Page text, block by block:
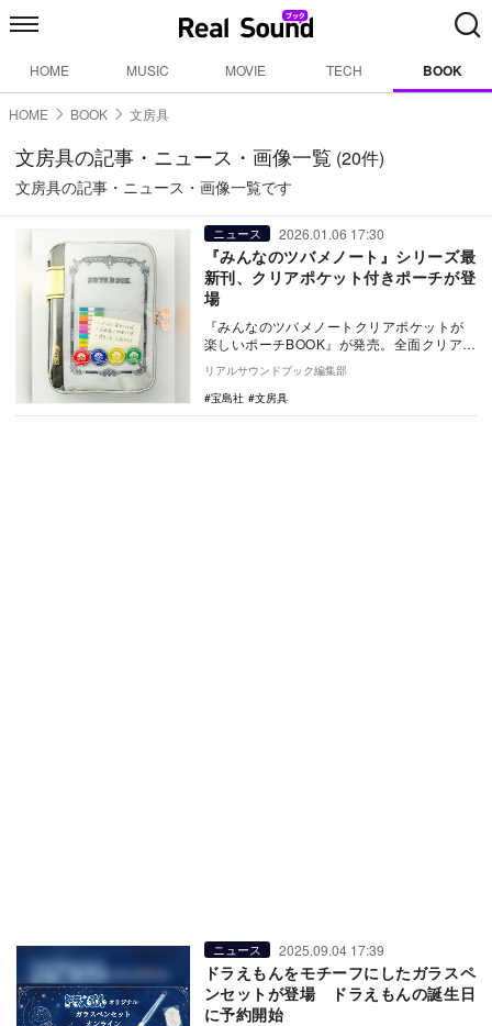
HOME MUSIC MOVIE TECH BOOK
HOME BOOK 文房具
文房具の記事・ニュース・画像一覧 (20件)
文房具の記事・ニュース・画像一覧です
ニュース 2026.01.06 17:30
『みんなのツバメノート』シリーズ最
新刊、クリアポケット付きポーチが登
場
『みんなのツバメノートクリアポケットが
楽しいポーチBOOK』が発売。全面クリアポ
ケットの便利なポーチ。
リアルサウンドブック編集部
宝島社
文房具
ニュース 2025.09.04 17:39
ドラえもんをモチーフにしたガラスペ
ンセットが登場 ドラえもんの誕生日
に予約開始